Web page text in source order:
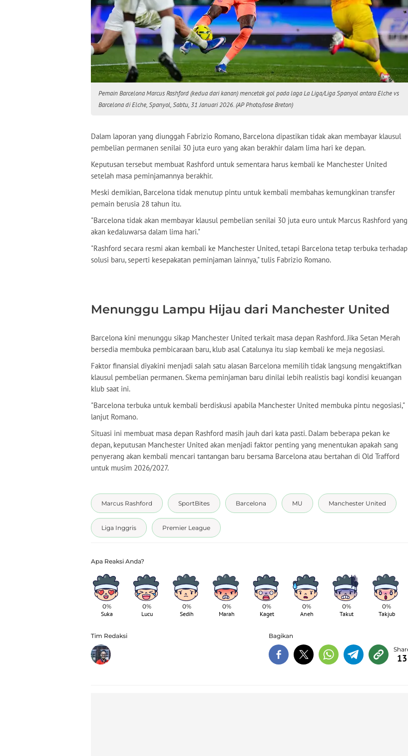
Pemain Barcelona Marcus Rashford (kedua dari kanan) mencetak gol pada laga La Liga/Liga Spanyol antara Elche vs
Barcelona di Elche, Spanyol, Sabtu, 31 Januari 2026. (AP Photo/Jose Breton)
Dalam laporan yang diunggah Fabrizio Romano, Barcelona dipastikan tidak akan membayar klausul
pembelian permanen senilai 30 juta euro yang akan berakhir dalam lima hari ke depan.
Keputusan tersebut membuat Rashford untuk sementara harus kembali ke Manchester United
setelah masa peminjamannya berakhir.
Meski demikian, Barcelona tidak menutup pintu untuk kembali membahas kemungkinan transfer
pemain berusia 28 tahun itu.
"Barcelona tidak akan membayar klausul pembelian senilai 30 juta euro untuk Marcus Rashford yang
akan kedaluwarsa dalam lima hari."
"Rashford secara resmi akan kembali ke Manchester United, tetapi Barcelona tetap terbuka terhadap
solusi baru, seperti kesepakatan peminjaman lainnya," tulis Fabrizio Romano.
Menunggu Lampu Hijau dari Manchester United
Barcelona kini menunggu sikap Manchester United terkait masa depan Rashford. Jika Setan Merah
bersedia membuka pembicaraan baru, klub asal Catalunya itu siap kembali ke meja negosiasi.
Faktor finansial diyakini menjadi salah satu alasan Barcelona memilih tidak langsung mengaktifkan
klausul pembelian permanen. Skema peminjaman baru dinilai lebih realistis bagi kondisi keuangan
klub saat ini.
"Barcelona terbuka untuk kembali berdiskusi apabila Manchester United membuka pintu negosiasi,"
lanjut Romano.
Situasi ini membuat masa depan Rashford masih jauh dari kata pasti. Dalam beberapa pekan ke
depan, keputusan Manchester United akan menjadi faktor penting yang menentukan apakah sang
penyerang akan kembali mencari tantangan baru bersama Barcelona atau bertahan di Old Trafford
untuk musim 2026/2027.
Marcus Rashford SportBites Barcelona MU Manchester United
Liga Inggris Premier League
0%
Suka
0%
Lucu
0%
Sedih
0%
Marah
0%
Kaget
0%
Aneh
0%
Takut
0%
Takjub
Tim Redaksi Bagikan
13